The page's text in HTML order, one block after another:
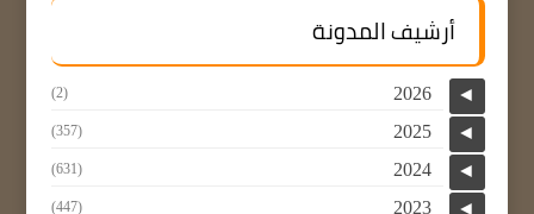
أرشيف المدونة
◄
2026
(2)
◄
2025
(357)
◄
2024
(631)
◄
2023
(447)